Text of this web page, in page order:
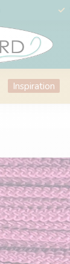
Inspiration